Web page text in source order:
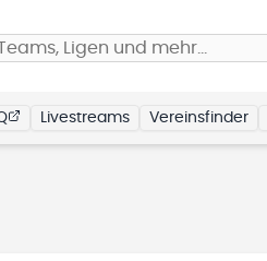
Ligen und mehr…
Livestreams Vereinsfinder